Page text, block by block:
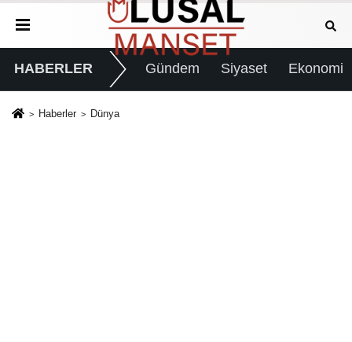
HABERLER Gündem Siyaset Ekonomi
Haberler Dünya